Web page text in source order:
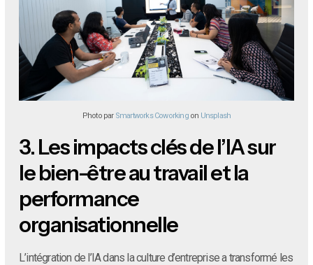
Photo par Smartworks Coworkingon Unsplash
3.Les impacts clés de l’IA sur
le bien-être au travail et la
performance
organisationnelle
L’intégration de l’IA dans la culture d’entreprise a transformé les